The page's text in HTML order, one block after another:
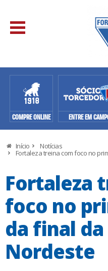
COMPRE ONLINE ENTRE EM
Início Notícias
Fortaleza treina com foco no
Fortaleza
foco no
da final da
Nordeste